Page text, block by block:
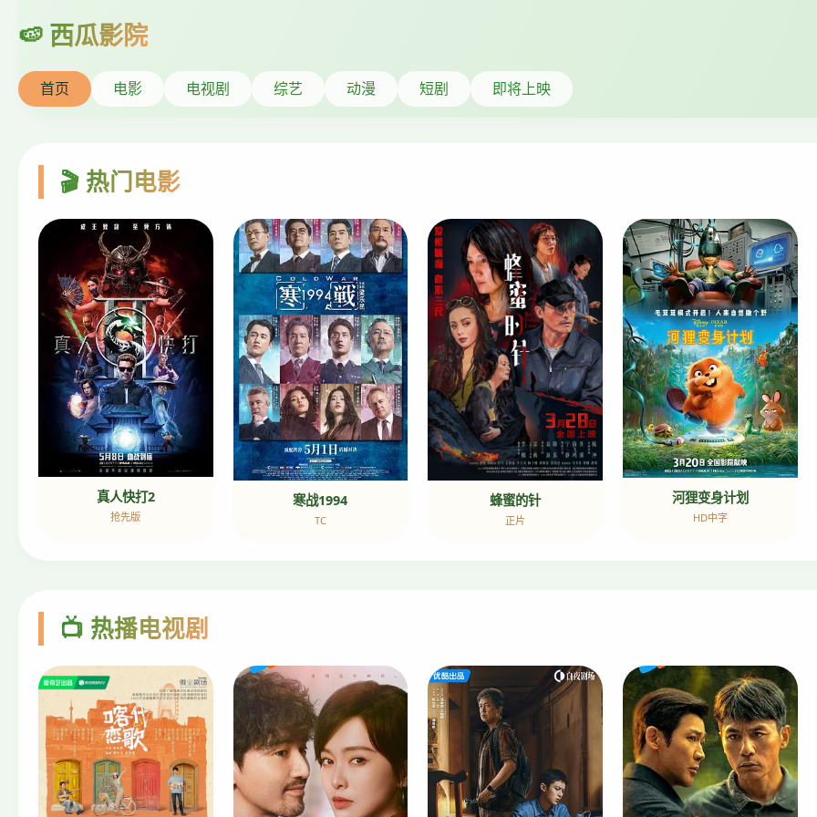
首页 电影 电视剧 综艺 动漫 短剧 即将上映
🎬 热门电影
真人快打2
抢先版
寒战1994
TC
蜂蜜的针
正片
河狸变身计划
HD中字
📺 热播电视剧